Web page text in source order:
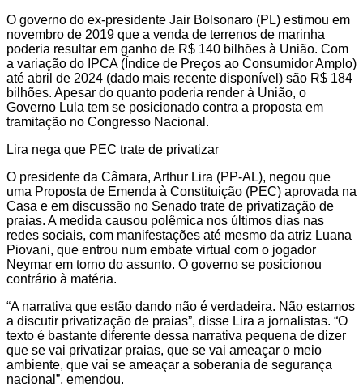
O governo do ex-presidente Jair Bolsonaro (PL) estimou em
novembro de 2019 que a venda de terrenos de marinha
poderia resultar em ganho de R$ 140 bilhões à União. Com
a variação do IPCA (Índice de Preços ao Consumidor Amplo)
até abril de 2024 (dado mais recente disponível) são R$ 184
bilhões. Apesar do quanto poderia render à União, o
Governo Lula tem se posicionado contra a proposta em
tramitação no Congresso Nacional.
Lira nega que PEC trate de privatizar
O presidente da Câmara, Arthur Lira (PP-AL), negou que
uma Proposta de Emenda à Constituição (PEC) aprovada na
Casa e em discussão no Senado trate de privatização de
praias. A medida causou polêmica nos últimos dias nas
redes sociais, com manifestações até mesmo da atriz Luana
Piovani, que entrou num embate virtual com o jogador
Neymar em torno do assunto. O governo se posicionou
contrário à matéria.
“A narrativa que estão dando não é verdadeira. Não estamos
a discutir privatização de praias”, disse Lira a jornalistas. “O
texto é bastante diferente dessa narrativa pequena de dizer
que se vai privatizar praias, que se vai ameaçar o meio
ambiente, que vai se ameaçar a soberania de segurança
nacional”, emendou.